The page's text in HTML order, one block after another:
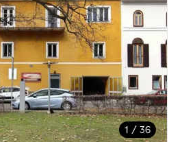
1 / 36